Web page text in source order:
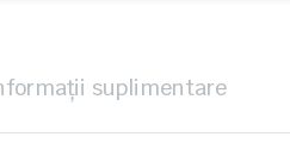
suplimentare